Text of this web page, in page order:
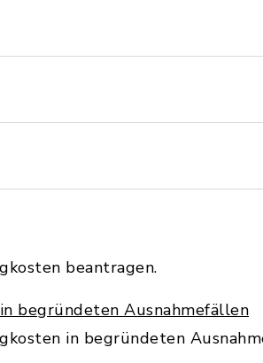
beantragen.
begründeten Ausnahmefällen
in begründeten